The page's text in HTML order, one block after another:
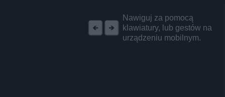
Nawiguj za pomocą
klawiatury, lub gestów na
urządzeniu mobilnym.